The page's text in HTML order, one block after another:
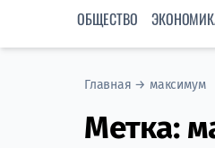
ОБЩЕСТВО
Главная → максимум
Метка: